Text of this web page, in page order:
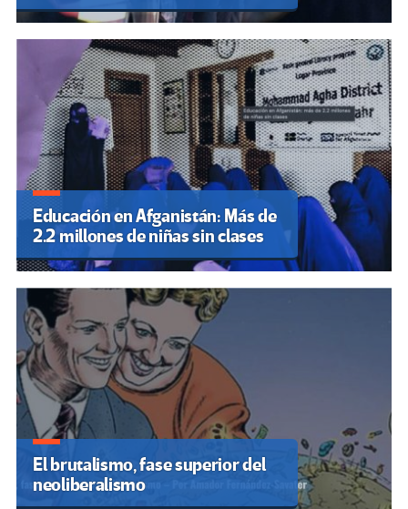
Educación en Afganistán: Más de
2.2 millones de niñas sin clases
El brutalismo, fase superior del
neoliberalismo